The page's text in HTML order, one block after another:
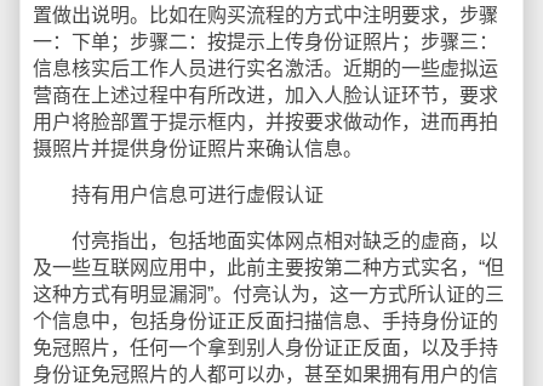
置做出说明。比如在购买流程的方式中注明要求，步骤
一：下单；步骤二：按提示上传身份证照片；步骤三：
信息核实后工作人员进行实名激活。近期的一些虚拟运
营商在上述过程中有所改进，加入人脸认证环节，要求
用户将脸部置于提示框内，并按要求做动作，进而再拍
摄照片并提供身份证照片来确认信息。
持有用户信息可进行虚假认证
付亮指出，包括地面实体网点相对缺乏的虚商，以
及一些互联网应用中，此前主要按第二种方式实名，“但
这种方式有明显漏洞”。付亮认为，这一方式所认证的三
个信息中，包括身份证正反面扫描信息、手持身份证的
免冠照片，任何一个拿到别人身份证正反面，以及手持
身份证免冠照片的人都可以办，甚至如果拥有用户的信